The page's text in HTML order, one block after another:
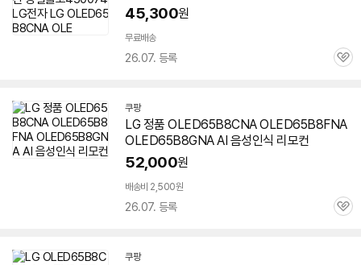
45,300원
무료배송
26.07. 등록
관
쿠팡
LG 정품 OLED65B8CNA OLED65B8FNA
OLED65B8GNA AI 음성인식 리모컨
52,000원
배송비 2,500원
26.07. 등록
관
쿠팡